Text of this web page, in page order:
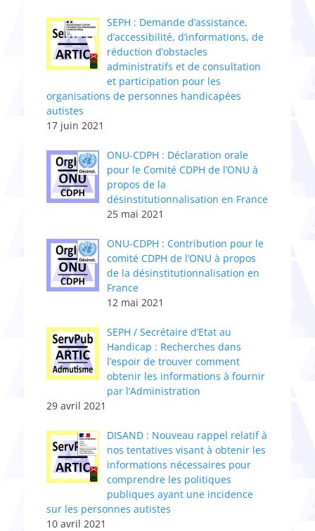
SEPH : Demande d’assistance,
d’accessibilité, d’informations, de
réduction d’obstacles
administratifs et de consultation
et participation pour les
organisations de personnes handicapées
autistes
17 juin 2021
ONU-CDPH : Déclaration orale
pour le Comité CDPH de l’ONU à
propos de la
désinstitutionnalisation en France
25 mai 2021
ONU-CDPH : Contribution pour le
comité CDPH de l’ONU à propos
de la désinstitutionnalisation en
France
12 mai 2021
SEPH / Secrétaire d’Etat au
Handicap : Recherches dans
l’espoir de trouver comment
obtenir les informations à fournir
par l’Administration
29 avril 2021
DISAND : Nouveau rappel relatif à
nos tentatives visant à obtenir les
informations nécessaires pour
comprendre les politiques
publiques ayant une incidence
sur les personnes autistes
10 avril 2021